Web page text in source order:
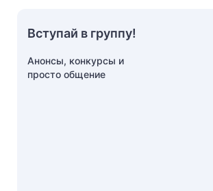
Вступай в группу!
Анонсы, конкурсы и
просто общение